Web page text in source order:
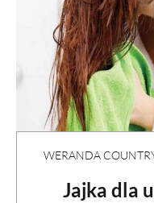
WERANDA
Jajka dla